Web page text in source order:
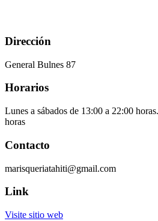
Dirección
General Bulnes 87
Horarios
Lunes a sábados de 13:00 a 22:00
horas
Contacto
marisqueriatahiti@gmail.com
Link
Visite sitio web